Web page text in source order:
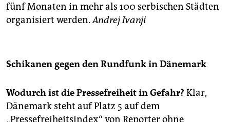
fünf Monaten in mehr als 100 serbischen Städten
organisiert werden.Andrej Ivanji
Schikanen gegen den Rundfunk in Dänemark
Wodurch ist die Pressefreiheit in Gefahr? Klar,
Dänemark steht auf Platz 5 auf dem
„Pressefreiheitsindex“ von Reporter ohne